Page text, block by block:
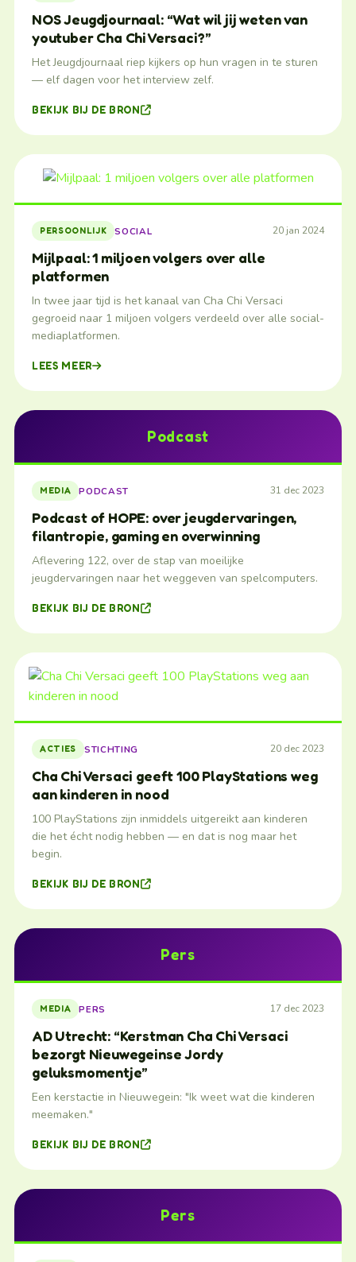
NOS Jeugdjournaal: “Wat wil jij weten van
youtuber Cha Chi Versaci?”
Het Jeugdjournaal riep kijkers op hun vragen in te sturen
— elf dagen voor het interview zelf.
BEKIJK BIJ DE BRON
PERSOONLIJK SOCIAL 20 jan 2024
Mijlpaal: 1 miljoen volgers over alle
platformen
In twee jaar tijd is het kanaal van Cha Chi Versaci
gegroeid naar 1 miljoen volgers verdeeld over alle social-
mediaplatformen.
LEES MEER
Podcast
MEDIA PODCAST 31 dec 2023
Podcast of HOPE: over jeugdervaringen,
filantropie, gaming en overwinning
Aflevering 122, over de stap van moeilijke
jeugdervaringen naar het weggeven van spelcomputers.
BEKIJK BIJ DE BRON
ACTIES STICHTING 20 dec 2023
Cha Chi Versaci geeft 100 PlayStations weg
aan kinderen in nood
100 PlayStations zijn inmiddels uitgereikt aan kinderen
die het écht nodig hebben — en dat is nog maar het
begin.
BEKIJK BIJ DE BRON
Pers
MEDIA PERS 17 dec 2023
AD Utrecht: “Kerstman Cha Chi Versaci
bezorgt Nieuwegeinse Jordy
geluksmomentje”
Een kerstactie in Nieuwegein: "Ik weet wat die kinderen
meemaken."
BEKIJK BIJ DE BRON
Pers